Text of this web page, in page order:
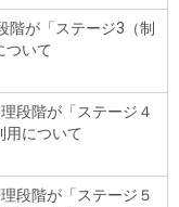
階が「ステージ3（制
ついて
段階が「ステージ４
用について
段階が「ステージ５